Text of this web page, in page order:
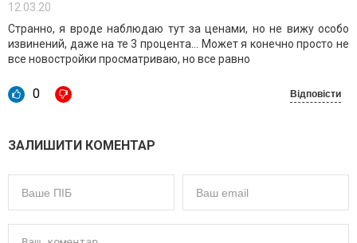
12.03.20
Странно, я вроде наблюдаю тут за ценами, но не вижу особо
извинений, даже на те 3 процента... Может я конечно просто не
все новостройки просматриваю, но все равно
0 Відповісти
ЗАЛИШИТИ КОМЕНТАР